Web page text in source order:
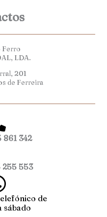
Ferro
LDA.
201
de Ferreira
861 342
255 553
de
sábado